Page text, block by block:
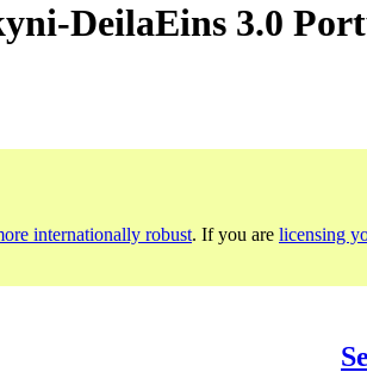
DeilaEins 3.0
internationally robust. If you are licensing